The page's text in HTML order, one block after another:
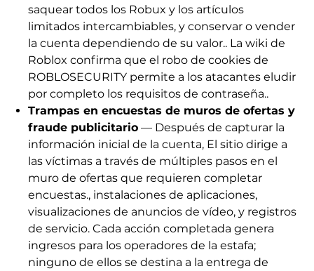
saquear todos los Robux y los artículos
limitados intercambiables, y conservar o vender
la cuenta dependiendo de su valor.. La wiki de
Roblox confirma que el robo de cookies de
ROBLOSECURITY permite a los atacantes eludir
por completo los requisitos de contraseña..
Trampas en encuestas de muros de ofertas y
fraude publicitario— Después de capturar la
información inicial de la cuenta, El sitio dirige a
las víctimas a través de múltiples pasos en el
muro de ofertas que requieren completar
encuestas., instalaciones de aplicaciones,
visualizaciones de anuncios de vídeo, y registros
de servicio. Cada acción completada genera
ingresos para los operadores de la estafa;
ninguno de ellos se destina a la entrega de